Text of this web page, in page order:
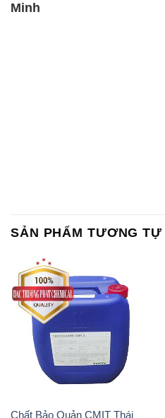
Minh
SẢN PHẨM TƯƠNG TỰ
Chất Bảo Quản CMIT Thái